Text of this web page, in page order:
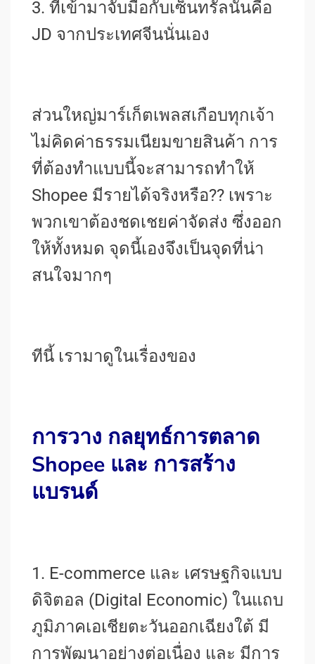
3. ที่เข้ามาจับมือกับเซ็นทรัลนั่นคือ
JD จากประเทศจีนนั่นเอง
ส่วนใหญ่มาร์เก็ตเพลสเกือบทุกเจ้า
ไม่คิดค่าธรรมเนียมขายสินค้า การ
ที่ต้องทำแบบนี้จะสามารถทำให้
Shopee มีรายได้จริงหรือ?? เพราะ
พวกเขาต้องชดเชยค่าจัดส่ง ซึ่งออก
ให้ทั้งหมด จุดนี้เองจึงเป็นจุดที่น่า
สนใจมากๆ
ทีนี้ เรามาดูในเรื่องของ
การวาง กลยุทธ์การตลาด
Shopee และ การสร้าง
แบรนด์
1. E-commerce และ เศรษฐกิจแบบ
ดิจิตอล (Digital Economic) ในแถบ
ภูมิภาคเอเชียตะวันออกเฉียงใต้ มี
การพัฒนาอย่างต่อเนื่อง และ มีการ